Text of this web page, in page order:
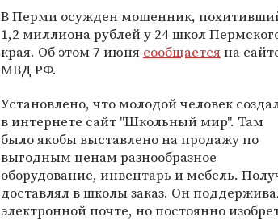
В Перми осужден мошенник,
1,2 миллиона рублей у 24 школ
края. Об этом 7 июня сообщаетсяна
МВД РФ.
Установлено, что молодой человек
в интернете сайт "Школьный мир". Там
было якобы выставлено на продажу по
выгодным ценам разнообразное
оборудование, инвентарь и мебель.
доставлял в школы заказ. Он
электронной почте, но постоянно